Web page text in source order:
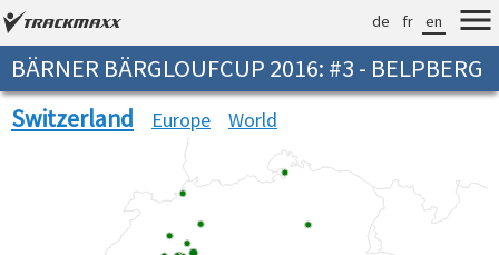
de fr en
BÄRNER BÄRGLOUFCUP 2016: #3 - BELPBERG
Switzerland Europe World